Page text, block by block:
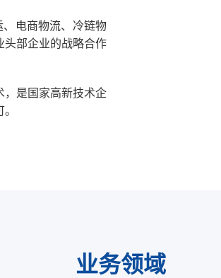
电商物流、冷链物
头部企业的战略合作
，是国家高新技术企
业务领域